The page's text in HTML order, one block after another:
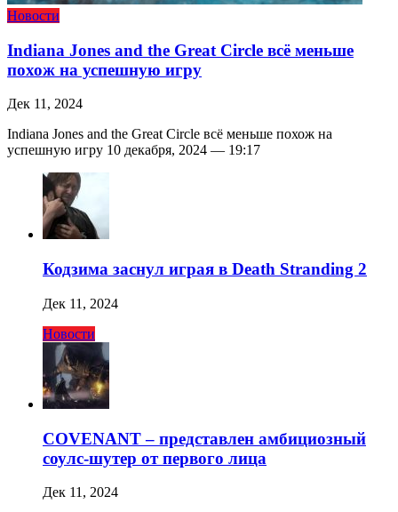
Новости
Indiana Jones and the Great Circle всё меньше
похож на успешную игру
Дек 11, 2024
Indiana Jones and the Great Circle всё меньше похож на
успешную игру 10 декабря, 2024 — 19:17
Кодзима заснул играя в Death Stranding 2
Дек 11, 2024
Новости
COVENANT – представлен амбициозный
соулс-шутер от первого лица
Дек 11, 2024